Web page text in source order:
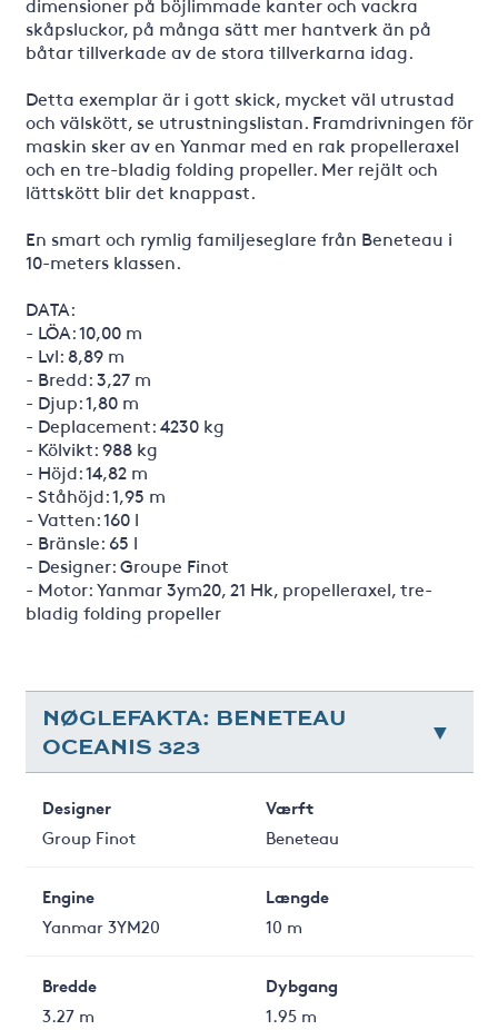
skåpsluckor, på många sätt mer hantverk än på
båtar tillverkade av de stora tillverkarna idag.
Detta exemplar är i gott skick, mycket väl utrustad
och välskött, se utrustningslistan. Framdrivningen för
maskin sker av en Yanmar med en rak propelleraxel
och en tre-bladig folding propeller. Mer rejält och
lättskött blir det knappast.
En smart och rymlig familjeseglare från Beneteau i
10-meters klassen.
DATA:
- LÖA: 10,00 m
- Lvl: 8,89 m
- Bredd: 3,27 m
- Djup: 1,80 m
- Deplacement: 4230 kg
- Kölvikt: 988 kg
- Höjd: 14,82 m
- Ståhöjd: 1,95 m
- Vatten: 160 l
- Bränsle: 65 l
- Designer: Groupe Finot
- Motor: Yanmar 3ym20, 21 Hk, propelleraxel, tre-
bladig folding propeller
NØGLEFAKTA: BENETEAU
OCEANIS 323
Designer
Group Finot
Værft
Beneteau
Engine
Yanmar 3YM20
Længde
10 m
Bredde
3.27 m
Dybgang
1.95 m